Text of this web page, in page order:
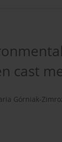
cast
Górniak-